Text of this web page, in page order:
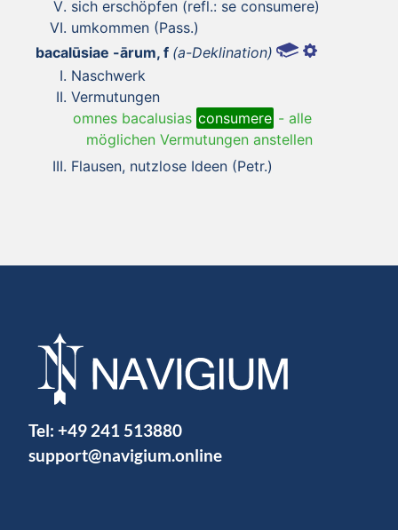
sich erschöpfen (refl.: se consumere)
umkommen (Pass.)
bacalūsiae -ārum, f (a-Deklination)
Naschwerk
Vermutungen
omnes bacalusias consumere - alle
möglichen Vermutungen anstellen
Flausen, nutzlose Ideen (Petr.)
Tel: +49 241 513880
support@navigium.online